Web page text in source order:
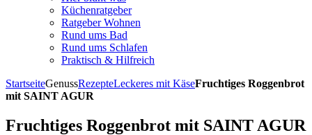
Küchenratgeber
Ratgeber Wohnen
Rund ums Bad
Rund ums Schlafen
Praktisch & Hilfreich
StartseiteGenussRezepteLeckeres mit KäseFruchtiges Roggenbrot
mit SAINT AGUR
Fruchtiges Roggenbrot mit SAINT AGUR